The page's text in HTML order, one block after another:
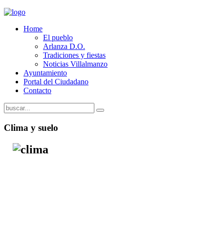
Home
El pueblo
Arlanza D.O.
Tradiciones y fiestas
Noticias Villalmanzo
Ayuntamiento
Portal del Ciudadano
Contacto
Clima y suelo